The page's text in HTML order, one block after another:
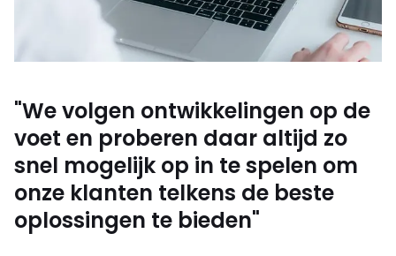
"We volgen ontwikkelingen op de
voet en proberen daar altijd zo
snel mogelijk op in te spelen om
onze klanten telkens de beste
oplossingen te bieden"